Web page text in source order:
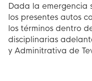
Dada la emergencia
los presentes autos
los términos dentro
disciplinarias
y Adminitrativa de